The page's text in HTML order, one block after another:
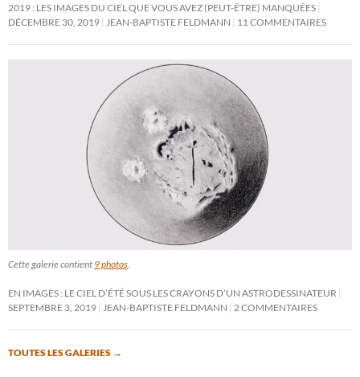
2019 : LES IMAGES DU CIEL QUE VOUS AVEZ (PEUT-ÊTRE) MANQUÉES
DÉCEMBRE 30, 2019
JEAN-BAPTISTE FELDMANN 11 COMMENTAIRES
Cette galerie contient 9 photos
EN IMAGES : LE CIEL D’ÉTÉ SOUS LES CRAYONS D’UN ASTRODESSINATEUR
SEPTEMBRE 3, 2019
JEAN-BAPTISTE FELDMANN 2 COMMENTAIRES
TOUTES LES GALERIES →